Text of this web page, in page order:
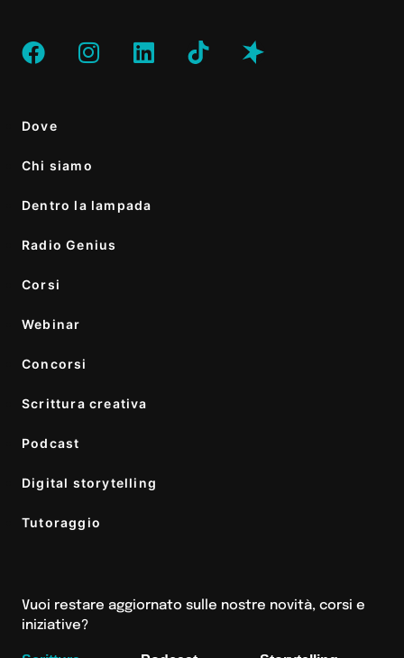
Dove
Chi siamo
Dentro la lampada
Radio Genius
Corsi
Webinar
Concorsi
Scrittura creativa
Podcast
Digital storytelling
Tutoraggio
Vuoi restare aggiornato sulle nostre novità, corsi e
iniziative?